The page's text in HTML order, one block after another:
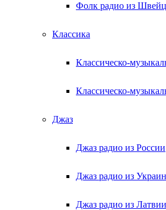
Фолк радио из
Классика
Классическо-
Классическо-
Джаз
Джаз радио из России
Джаз радио из
Джаз радио из Латвии